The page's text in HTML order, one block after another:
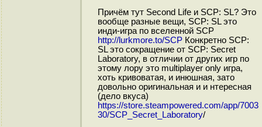
Причём тут Second Life и SCP: SL? Это
вообще разные вещи, SCP: SL это
инди-игра по вселенной SCP
http://lurkmore.to/SCPКонкретно SCP:
SL это сокращение от SCP: Secret
Laboratory, в отличии от других игр по
этому лору это multiplayer only игра,
хоть кривоватая, и инюшная, зато
довольно оригинальная и и нтересная
(дело вкуса)
https://store.steampowered.com/app/7003
30/SCP_Secret_Laboratory/